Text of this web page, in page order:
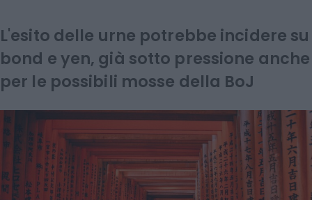
L'esito delle urne potrebbe incidere su
bond e yen, già sotto pressione anche
per le possibili mosse della BoJ